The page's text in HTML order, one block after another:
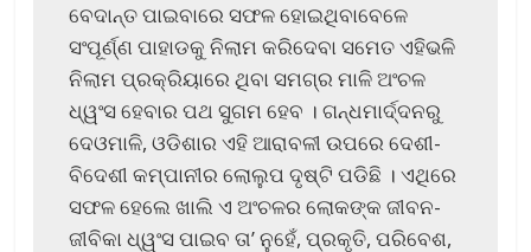
ବେଦାନ୍ତ ପାଇବାରେ ସଫଳ ହୋଇଥିବାବେଳେ
ସଂପୂର୍ଣ୍ଣ ପାହାଡକୁ ନିଲାମ କରିଦେବା ସମେତ ଏହିଭଳି
ନିଲାମ ପ୍ରକ୍ରିୟାରେ ଥିବା ସମଗ୍ର ମାଳି ଅଂଚଳ
ଧ୍ୱଂସ ହେବାର ପଥ ସୁଗମ ହେବ । ଗନ୍ଧମାର୍ଦ୍ଦନରୁ
ଦେଓମାଳି, ଓଡିଶାର ଏହି ଆରାବଳୀ ଉପରେ ଦେଶୀ-
ବିଦେଶୀ କମ୍ପାନୀର ଲୋଲୁପ ଦୃଷ୍ଟି ପଡିଛି । ଏଥିରେ
ସଫଳ ହେଲେ ଖାଲି ଏ ଅଂଚଳର ଲୋକଙ୍କ ଜୀବନ-
ଜୀବିକା ଧ୍ୱଂସ ପାଇବ ତା’ ନୁହେଁ, ପ୍ରକୃତି, ପରିବେଶ,